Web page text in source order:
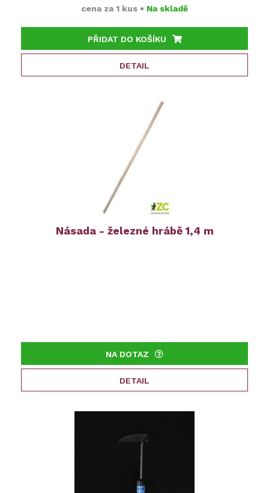
cena za 1 kus • Na skladě
PŘIDAT DO KOŠÍKU
DETAIL
Násada - železné hrábě 1,4 m
NA DOTAZ
DETAIL